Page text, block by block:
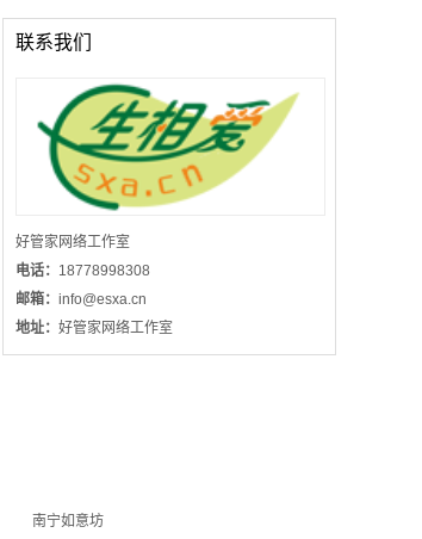
联系我们
好管家网络工作室
电话： 18778998308
邮箱： info@esxa.cn
地址： 好管家网络工作室
南宁如意坊